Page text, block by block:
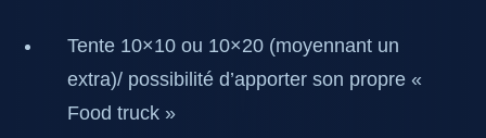
Tente 10×10 ou 10×20 (moyennant un
extra)/ possibilité d’apporter son propre «
Food truck »